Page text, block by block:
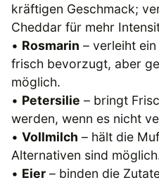
kräftigen Geschmack;
Cheddar für mehr
• Rosmarin – verleiht
frisch bevorzugt, aber
möglich.
• Petersilie – bringt
werden, wenn es nicht
• Vollmilch – hält die
Alternativen sind
• Eier – binden die